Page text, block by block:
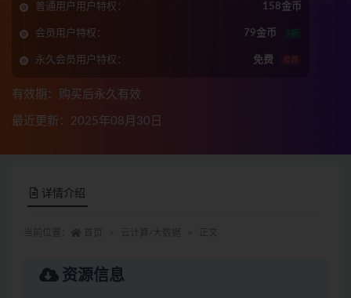
普通用户用户特权： 158金币
会员用户特权： 79金币 5折
永久会员用户特权： 免费 推荐
有效期：购买后永久有效
最近更新：2025年08月30日
详情介绍
资源信息